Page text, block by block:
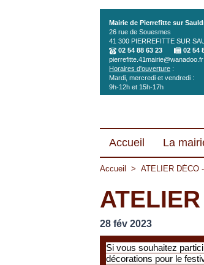
Mairie de Pierrefitte sur
26 rue de Souesmes
41 300 PIERREFITTE SUR
02 54 88 63 23
02 54
pierrefitte.41mairie@wanadoo.fr
Horaires d'ouverture :
Mardi, mercredi et vendredi :
9h-12h et 15h-17h
Accueil La
Accueil > ATELIER DÉCO
28 fév 2023
Si vous souhaitez
décorations pour le